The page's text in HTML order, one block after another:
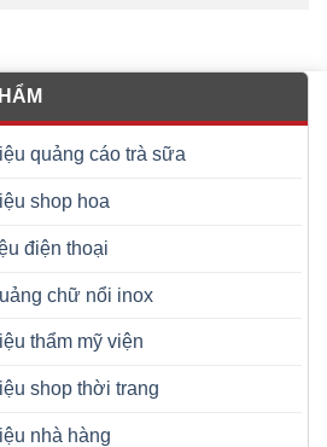
quảng cáo trà sữa
shop hoa
điện thoại
chữ nổi inox
thẩm mỹ viện
shop thời trang
nhà hàng